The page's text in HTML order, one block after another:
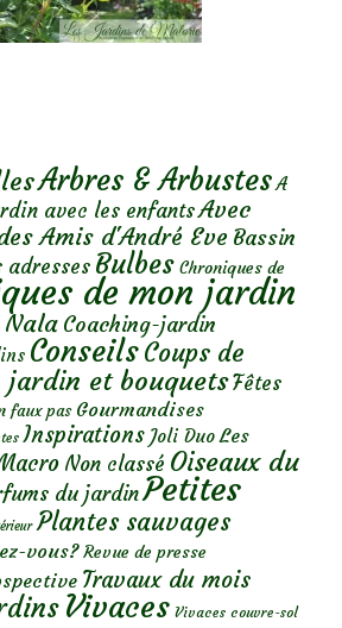
Arbres & Arbustes A
avec les enfantsAvec
Amis d'André Eve Bassin
adresses Bulbes Chroniques de
de mon jardin
Nala Coaching-jardin
ConseilsCoups de
jardin et bouquetsFêtes
faux pas Gourmandises
Inspirations Joli Duo Les
Non classé Oiseaux du
du jardinPetites
Plantes sauvages
vous? Revue de presse
Travaux du mois
Vivaces Vivaces couvre-sol